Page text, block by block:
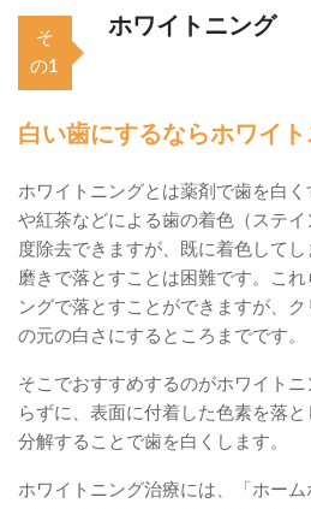
そ
の1
ホワイトニング
白い歯にするならホワイ
ホワイトニングとは薬剤で歯を白
や紅茶などによる歯の着色（ステ
度除去できますが、既に着色して
磨きで落とすことは困難です。こ
ングで落とすことができますが、
の元の白さにするところまでです。
そこでおすすめするのがホワイト
らずに、表面に付着した色素を落
分解することで歯を白くします。
ホワイトニング治療には、「ホー